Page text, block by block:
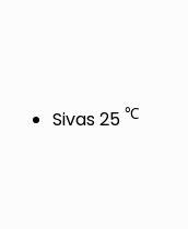
Sivas25 ℃